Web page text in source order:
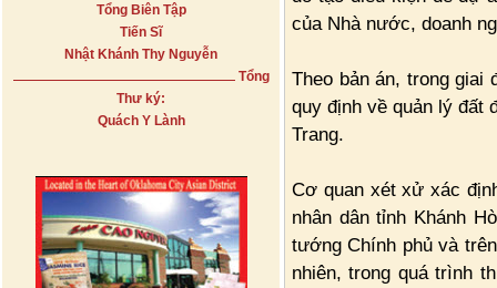
Tổng Biên Tập
Tiến Sĩ
Nhật Khánh Thy Nguyễn
Tổng
Thư ký:
Quách Y Lành
của Nhà nước, doanh
Theo bản án, trong giai
quy định về quản lý đất
Trang.
Cơ quan xét xử xác
nhân dân tỉnh Khánh
tướng Chính phủ và
nhiên, trong quá trình